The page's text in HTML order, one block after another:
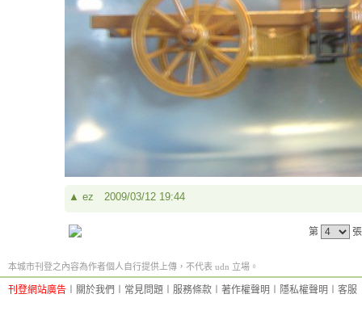
▲ ez 2009/03/12 19:44
第
本城市刊登之內容為作者個人自行提供上傳，不代表 udn 立場。
刊登網站廣告 關於我們 常見問題 服務條款 著作權聲明 隱私權聲明 客服